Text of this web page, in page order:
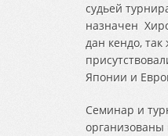
судьей
назначен
дан кендо, так
Японии и
Семинар и
организованы